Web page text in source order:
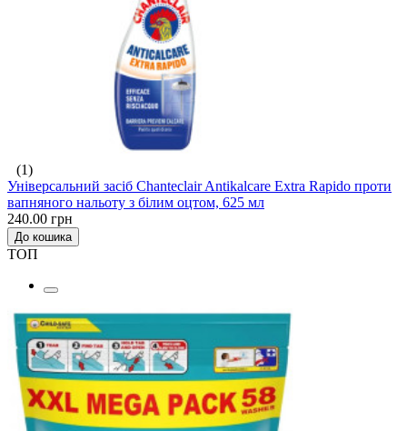
(1)
Універсальний засіб Chanteclair Antikalcare Extra Rapido проти
вапняного нальоту з білим оцтом, 625 мл
240.00 грн
До кошика
ТОП